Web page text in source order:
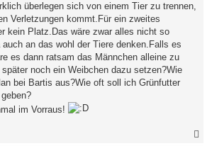
überlegen sich von einem Tier zu trennen,
Verletzungen kommt.Für ein zweites
kein Platz.Das wäre zwar alles nicht so
an das wohl der Tiere denken.Falls es
es dann ratsam das Männchen alleine zu
noch ein Weibchen dazu setzen?Wie
bei Bartis aus?Wie oft soll ich Grünfutter
im Vorraus!